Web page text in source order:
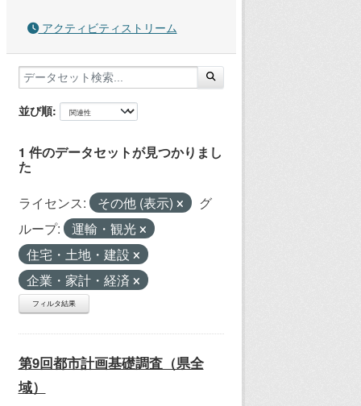
アクティビティストリーム
並び順
1 件のデータセットが見つかりまし
た
ライセンス: その他 (表示)
グ
ループ:
運輸・観光
住宅・土地・建設
企業・家計・経済
フィルタ結果
第9回都市計画基礎調査（県全
域）